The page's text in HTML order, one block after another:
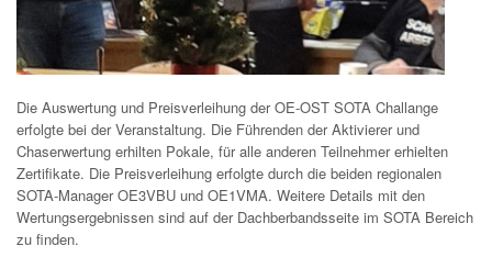
Die Auswertung und Preisverleihung der OE-OST SOTA Challange
erfolgte bei der Veranstaltung. Die Führenden der Aktivierer und
Chaserwertung erhilten Pokale, für alle anderen Teilnehmer erhielten
Zertifikate. Die Preisverleihung erfolgte durch die beiden regionalen
SOTA-Manager OE3VBU und OE1VMA. Weitere Details mit den
Wertungsergebnissen sind auf der Dachberbandsseite im SOTA Bereich
zu finden.